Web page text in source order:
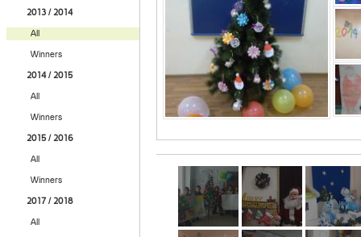
2013 / 2014
All
Winners
2014 / 2015
All
Winners
2015 / 2016
All
Winners
2017 / 2018
All